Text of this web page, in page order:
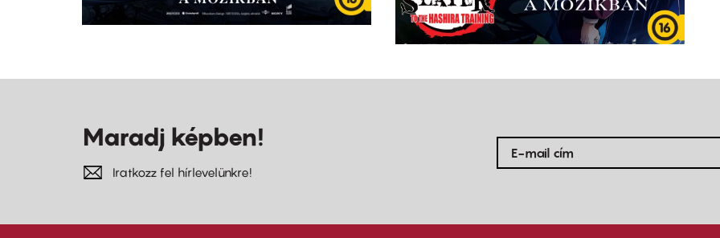
Maradj képben!
Iratkozz fel hírlevelünkre!